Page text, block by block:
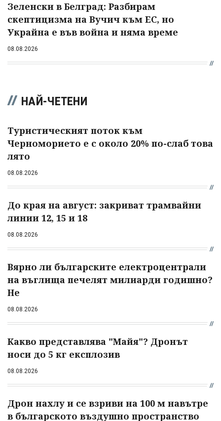
Зеленски в Белград: Разбирам
скептицизма на Вучич към ЕС, но
Украйна е във война и няма време
08.08.2026
НАЙ-ЧЕТЕНИ
Туристическият поток към
Черноморието е с около 20% по-слаб това
лято
08.08.2026
До края на август: закриват трамвайни
линии 12, 15 и 18
08.08.2026
Вярно ли българските електроцентрали
на въглища печелят милиарди годишно?
Не
08.08.2026
Какво представлява "Майя"? Дронът
носи до 5 кг експлозив
08.08.2026
Дрон нахлу и се взриви на 100 м навътре
в българското въздушно пространство